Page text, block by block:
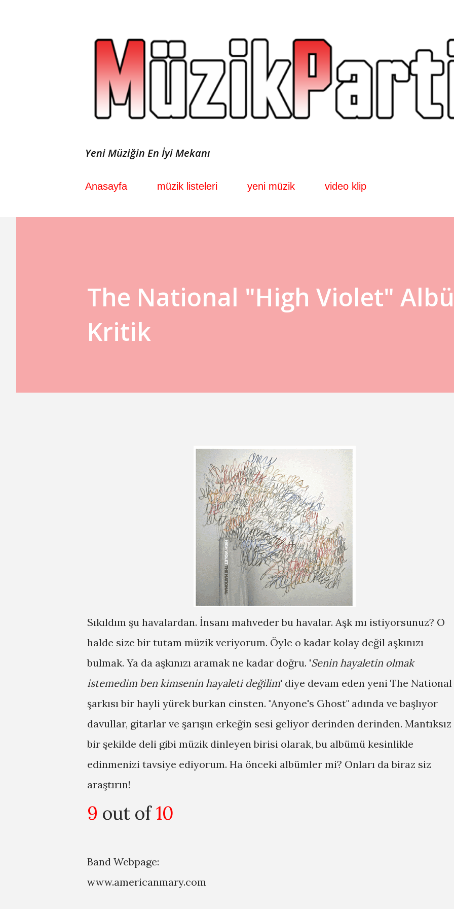
Yeni Müziğin En İyi Mekanı
Anasayfa müzik listeleri yeni müzik video klip
The National "High Violet"
Kritik
Sıkıldım şu havalardan. İnsanı mahveder bu havalar. Aşk mı istiyorsunuz? O
halde size bir tutam müzik veriyorum. Öyle o kadar kolay değil aşkınızı
bulmak. Ya da aşkınızı aramak ne kadar doğru. 'Senin hayaletin olmak
istemedim ben kimsenin hayaleti değilim' diye devam eden yeni The National
şarkısı bir hayli yürek burkan cinsten. "Anyone's Ghost" adında ve başlıyor
davullar, gitarlar ve şarışın erkeğin sesi geliyor derinden derinden. Mantıksız
bir şekilde deli gibi müzik dinleyen birisi olarak, bu albümü kesinlikle
edinmenizi tavsiye ediyorum. Ha önceki albümler mi? Onları da biraz siz
araştırın!
9 out of10
Band Webpage:
www.americanmary.com